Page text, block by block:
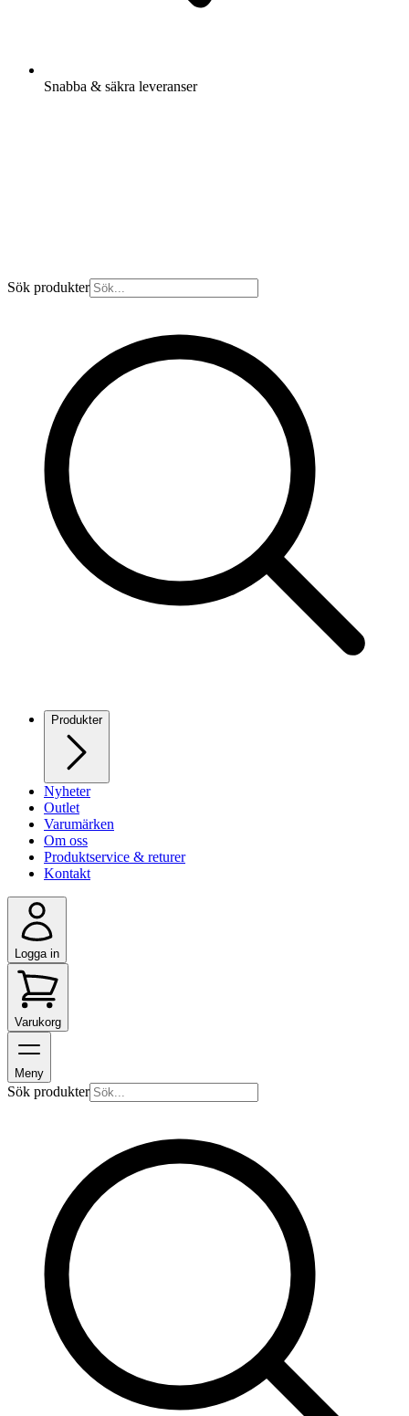
Snabba & säkra leveranser
Sök produkter
Produkter
Nyheter
Outlet
Varumärken
Om oss
Produktservice & returer
Kontakt
Logga in
Varukorg
Meny
Sök produkter